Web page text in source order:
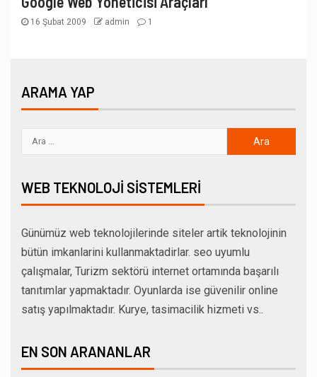
16 Şubat 2009 admin 1
ARAMA YAP
WEB TEKNOLOJI SISTEMLERI
Günümüz web teknolojilerinde siteler artik teknolojinin
bütün imkanlarini kullanmaktadirlar. seo uyumlu
çalışmalar, Turizm sektörü internet ortamında başarılı
tanıtımlar yapmaktadır. Oyunlarda ise güvenilir online
satış yapılmaktadır. Kurye, tasimacilik hizmeti vs..
EN SON ARANANLAR